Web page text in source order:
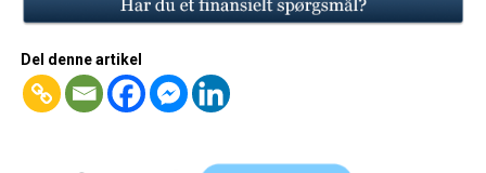
Del denne artikel